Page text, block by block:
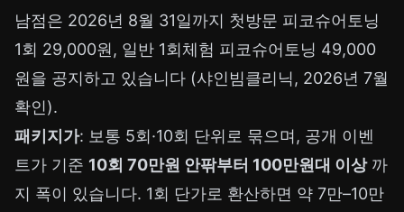
남점은 2026년 8월 31일까지 첫방문 피코슈어토닝
1회 29,000원, 일반 1회체험 피코슈어토닝 49,000
원을 공지하고 있습니다 (샤인빔클리닉, 2026년 7월
확인).
패키지가: 보통 5회·10회 단위로 묶으며, 공개 이벤
트가 기준 10회 70만원 안팎부터 100만원대 이상까
지 폭이 있습니다. 1회 단가로 환산하면 약 7만–10만